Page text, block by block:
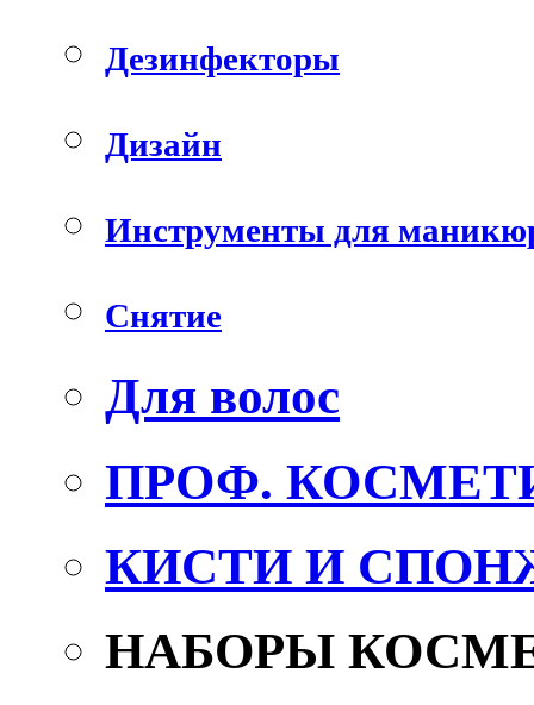
Дезинфекторы
Дизайн
Инструменты для
Снятие
Для волос
ПРОФ.
КИСТИ И
НАБОРЫ